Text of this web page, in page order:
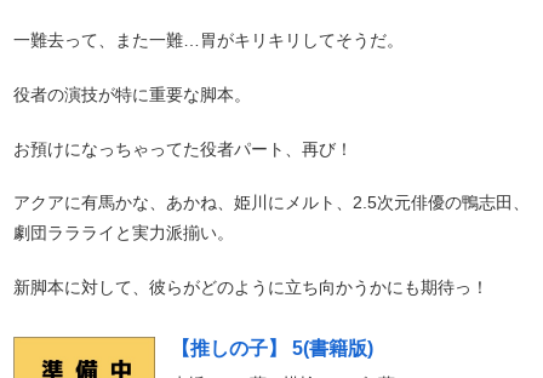
一難去って、また一難…胃がキリキリしてそうだ。
役者の演技が特に重要な脚本。
お預けになっちゃってた役者パート、再び！
アクアに有馬かな、あかね、姫川にメルト、2.5次元俳優の鴨志田、
劇団ララライと実力派揃い。
新脚本に対して、彼らがどのように立ち向かうかにも期待っ！
【推しの子】 5(書籍版)